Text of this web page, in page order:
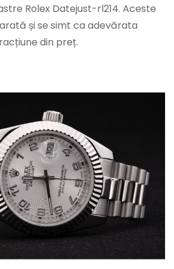
Rolex Datejust-rl214. Aceste
și se simt ca adevărata
din preț.